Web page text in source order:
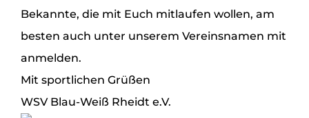
Bekannte, die mit Euch mitlaufen wollen, am
besten auch unter unserem Vereinsnamen mit
anmelden.
Mit sportlichen Grüßen
WSV Blau-Weiß Rheidt e.V.